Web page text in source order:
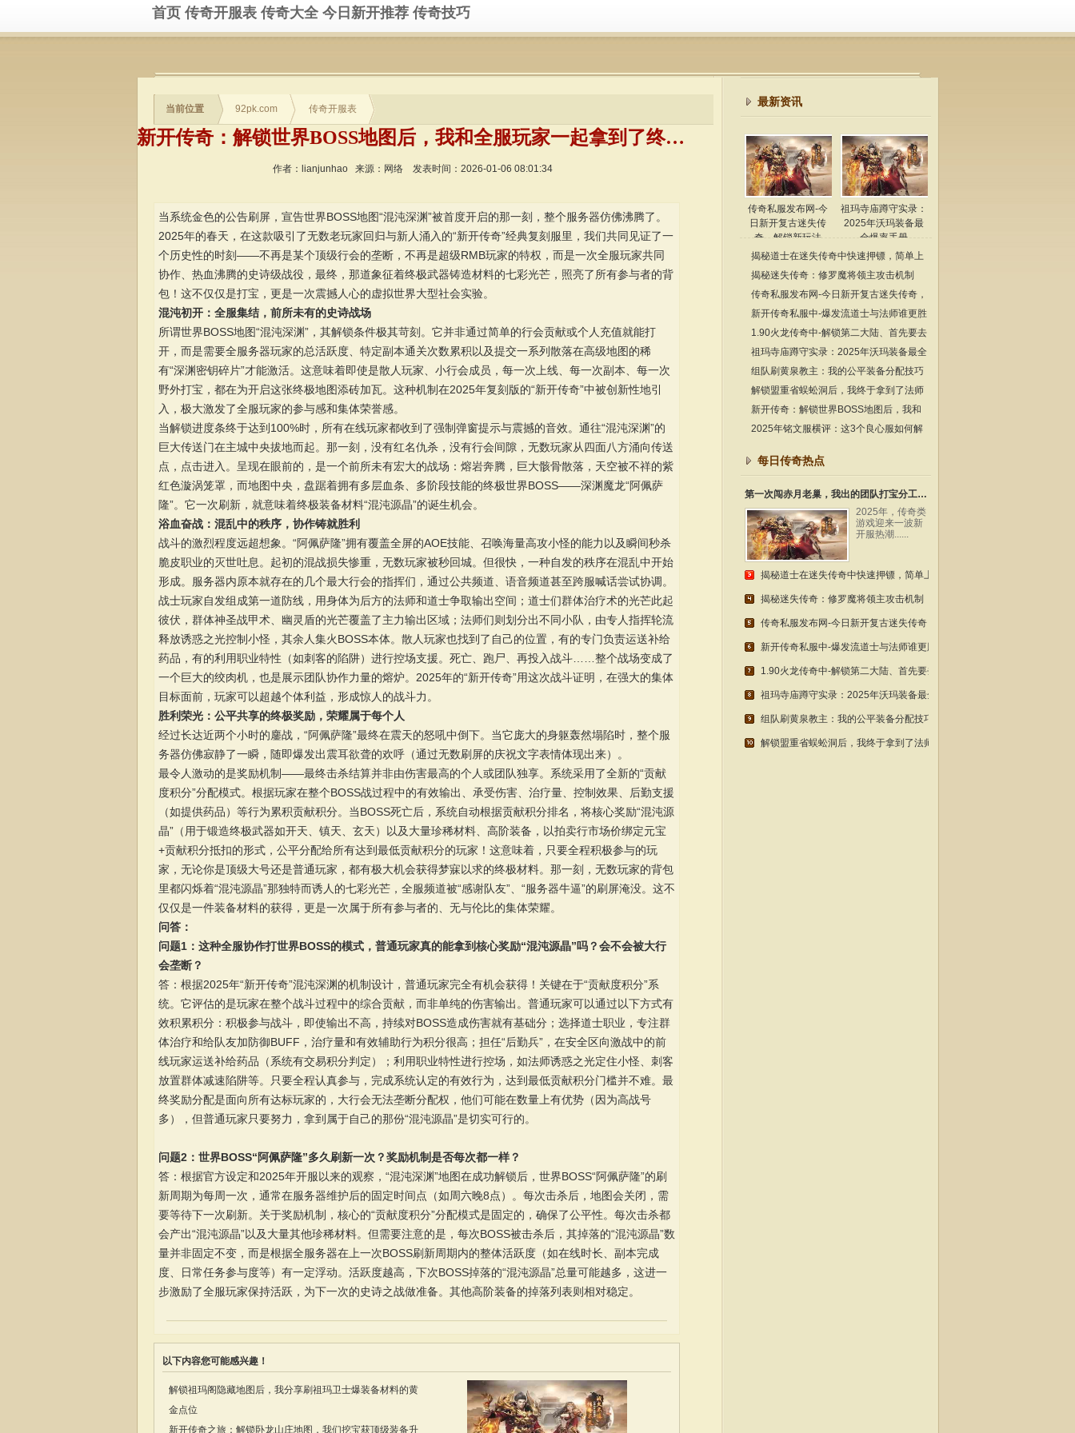
首页 传奇开服表 传奇大全 今日新开推荐 传奇技巧
当前位置 92pk.com 传奇开服表
新开传奇：解锁世界BOSS地图后，我和全服玩家一起拿到了终极装备的材料！
作者：lianjunhao 来源：网络 发表时间：2026-01-06 08:01:34
当系统金色的公告刷屏，宣告世界BOSS地图“混沌深渊”被首度开启的那一刻，整个服务器仿佛沸腾了。
2025年的春天，在这款吸引了无数老玩家回归与新人涌入的“新开传奇”经典复刻服里，我们共同见证了一
个历史性的时刻——不再是某个顶级行会的垄断，不再是超级RMB玩家的特权，而是一次全服玩家共同
协作、热血沸腾的史诗级战役，最终，那道象征着终极武器铸造材料的七彩光芒，照亮了所有参与者的背
包！这不仅仅是打宝，更是一次震撼人心的虚拟世界大型社会实验。
混沌初开：全服集结，前所未有的史诗战场
所谓世界BOSS地图“混沌深渊”，其解锁条件极其苛刻。它并非通过简单的行会贡献或个人充值就能打
开，而是需要全服务器玩家的总活跃度、特定副本通关次数累积以及提交一系列散落在高级地图的稀
有“深渊密钥碎片”才能激活。这意味着即使是散人玩家、小行会成员，每一次上线、每一次副本、每一次
野外打宝，都在为开启这张终极地图添砖加瓦。这种机制在2025年复刻版的“新开传奇”中被创新性地引
入，极大激发了全服玩家的参与感和集体荣誉感。
当解锁进度条终于达到100%时，所有在线玩家都收到了强制弹窗提示与震撼的音效。通往“混沌深渊”的
巨大传送门在主城中央拔地而起。那一刻，没有红名仇杀，没有行会间隙，无数玩家从四面八方涌向传送
点，点击进入。呈现在眼前的，是一个前所未有宏大的战场：熔岩奔腾，巨大骸骨散落，天空被不祥的紫
红色漩涡笼罩，而地图中央，盘踞着拥有多层血条、多阶段技能的终极世界BOSS——深渊魔龙“阿佩萨
隆”。它一次刷新，就意味着终极装备材料“混沌源晶”的诞生机会。
浴血奋战：混乱中的秩序，协作铸就胜利
战斗的激烈程度远超想象。“阿佩萨隆”拥有覆盖全屏的AOE技能、召唤海量高攻小怪的能力以及瞬间秒杀
脆皮职业的灭世吐息。起初的混战损失惨重，无数玩家被秒回城。但很快，一种自发的秩序在混乱中开始
形成。服务器内原本就存在的几个最大行会的指挥们，通过公共频道、语音频道甚至跨服喊话尝试协调。
战士玩家自发组成第一道防线，用身体为后方的法师和道士争取输出空间；道士们群体治疗术的光芒此起
彼伏，群体神圣战甲术、幽灵盾的光芒覆盖了主力输出区域；法师们则划分出不同小队，由专人指挥轮流
释放诱惑之光控制小怪，其余人集火BOSS本体。散人玩家也找到了自己的位置，有的专门负责运送补给
药品，有的利用职业特性（如刺客的陷阱）进行控场支援。死亡、跑尸、再投入战斗……整个战场变成了
一个巨大的绞肉机，也是展示团队协作力量的熔炉。2025年的“新开传奇”用这次战斗证明，在强大的集体
目标面前，玩家可以超越个体利益，形成惊人的战斗力。
胜利荣光：公平共享的终极奖励，荣耀属于每个人
经过长达近两个小时的鏖战，“阿佩萨隆”最终在震天的怒吼中倒下。当它庞大的身躯轰然塌陷时，整个服
务器仿佛寂静了一瞬，随即爆发出震耳欲聋的欢呼（通过无数刷屏的庆祝文字表情体现出来）。
最令人激动的是奖励机制——最终击杀结算并非由伤害最高的个人或团队独享。系统采用了全新的“贡献
度积分”分配模式。根据玩家在整个BOSS战过程中的有效输出、承受伤害、治疗量、控制效果、后勤支援
（如提供药品）等行为累积贡献积分。当BOSS死亡后，系统自动根据贡献积分排名，将核心奖励“混沌源
晶”（用于锻造终极武器如开天、镇天、玄天）以及大量珍稀材料、高阶装备，以拍卖行市场价绑定元宝
+贡献积分抵扣的形式，公平分配给所有达到最低贡献积分的玩家！这意味着，只要全程积极参与的玩
家，无论你是顶级大号还是普通玩家，都有极大机会获得梦寐以求的终极材料。那一刻，无数玩家的背包
里都闪烁着“混沌源晶”那独特而诱人的七彩光芒，全服频道被“感谢队友”、“服务器牛逼”的刷屏淹没。这不
仅仅是一件装备材料的获得，更是一次属于所有参与者的、无与伦比的集体荣耀。
问答：
问题1：这种全服协作打世界BOSS的模式，普通玩家真的能拿到核心奖励“混沌源晶”吗？会不会被大行
会垄断？
答：根据2025年“新开传奇”混沌深渊的机制设计，普通玩家完全有机会获得！关键在于“贡献度积分”系
统。它评估的是玩家在整个战斗过程中的综合贡献，而非单纯的伤害输出。普通玩家可以通过以下方式有
效积累积分：积极参与战斗，即使输出不高，持续对BOSS造成伤害就有基础分；选择道士职业，专注群
体治疗和给队友加防御BUFF，治疗量和有效辅助行为积分很高；担任“后勤兵”，在安全区向激战中的前
线玩家运送补给药品（系统有交易积分判定）；利用职业特性进行控场，如法师诱惑之光定住小怪、刺客
放置群体减速陷阱等。只要全程认真参与，完成系统认定的有效行为，达到最低贡献积分门槛并不难。最
终奖励分配是面向所有达标玩家的，大行会无法垄断分配权，他们可能在数量上有优势（因为高战号
多），但普通玩家只要努力，拿到属于自己的那份“混沌源晶”是切实可行的。
问题2：世界BOSS“阿佩萨隆”多久刷新一次？奖励机制是否每次都一样？
答：根据官方设定和2025年开服以来的观察，“混沌深渊”地图在成功解锁后，世界BOSS“阿佩萨隆”的刷
新周期为每周一次，通常在服务器维护后的固定时间点（如周六晚8点）。每次击杀后，地图会关闭，需
要等待下一次刷新。关于奖励机制，核心的“贡献度积分”分配模式是固定的，确保了公平性。每次击杀都
会产出“混沌源晶”以及大量其他珍稀材料。但需要注意的是，每次BOSS被击杀后，其掉落的“混沌源晶”数
量并非固定不变，而是根据全服务器在上一次BOSS刷新周期内的整体活跃度（如在线时长、副本完成
度、日常任务参与度等）有一定浮动。活跃度越高，下次BOSS掉落的“混沌源晶”总量可能越多，这进一
步激励了全服玩家保持活跃，为下一次的史诗之战做准备。其他高阶装备的掉落列表则相对稳定。
以下内容您可能感兴趣！
解锁祖玛阁隐藏地图后，我分享刷祖玛卫士爆装备材料的黄
金点位
新开传奇之旅：解锁卧龙山庄地图，我们挖宝获顶级装备升
最新资讯
传奇私服发布网-今
日新开复古迷失传
奇，解锁新玩法
祖玛寺庙蹲守实录：
2025年沃玛装备最
全爆率手册
揭秘道士在迷失传奇中快速押镖，简单上
手
揭秘迷失传奇：修罗魔将领主攻击机制
传奇私服发布网-今日新开复古迷失传奇，
解锁新玩法
新开传奇私服中-爆发流道士与法师谁更胜
一筹
1.90火龙传奇中-解锁第二大陆、首先要去
生肖宝塔
祖玛寺庙蹲守实录：2025年沃玛装备最全
爆率手册
组队刷黄泉教主：我的公平装备分配技巧
解锁盟重省蜈蚣洞后，我终于拿到了法师
必备的灭天火技能书材料
新开传奇：解锁世界BOSS地图后，我和
全服玩家一起拿到了终极装备的材料！
2025年铭文服横评：这3个良心服如何解
每日传奇热点
第一次闯赤月老巢，我出的团队打宝分工技巧
2025年，传奇类
游戏迎来一波新
开服热潮......
揭秘道士在迷失传奇中快速押镖，简单上手
揭秘迷失传奇：修罗魔将领主攻击机制
传奇私服发布网-今日新开复古迷失传奇，解锁新玩法
新开传奇私服中-爆发流道士与法师谁更胜一筹
1.90火龙传奇中-解锁第二大陆、首先要去生肖宝塔
祖玛寺庙蹲守实录：2025年沃玛装备最全爆率手册
组队刷黄泉教主：我的公平装备分配技巧
解锁盟重省蜈蚣洞后，我终于拿到了法师必备的灭天火技能书材料